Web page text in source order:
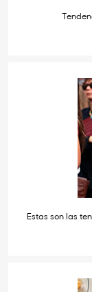
Estas son las